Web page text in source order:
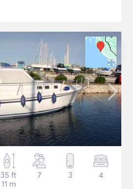
35 ft
11 m
7 3 4